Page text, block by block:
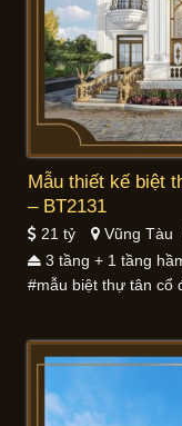
Mẫu thiết kế biệt
– BT2131
21 tỷ Vũng Tàu
3 tầng + 1 tầng
#mẫu biệt thự tân cổ